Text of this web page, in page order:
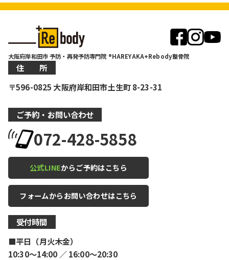
大阪府岸和田市 予防・再発予防専門院 ®HAREYAKA+Rebody整骨院
住 所
〒596-0825 大阪府岸和田市土生町 8-23-31
ご予約・お問い合わせ
072-428-5858
公式LINEからご予約はこちら
フォームからお問い合わせはこちら
受付時間
■平日（月火木金）
10:30〜14:00 ／ 16:00〜20:30